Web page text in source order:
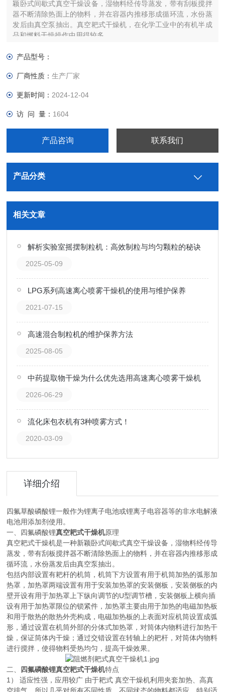
颖卧式间歇式真空干燥设备，湿物料经传导蒸发，带有刮板搅拌
器不断清除热面上的物料，并在容器内推移形成循环流，水份蒸
发后由真空泵抽出。真空耙式干燥机，在化学工业中的有机半成
品和燃料干燥操作中用得较多。
产品型号：
厂商性质：生产厂家
更新时间： 2024-12-04
访 问 量： 1604
产品咨询 联系我们
产品分类
相关文章
解析实验室摇摆制粒机：高效制粒与均匀颗粒的秘诀
2025-05-09
LPG系列高速离心喷雾干燥机的使用与维护保养
2021-07-15
高速混合制粒机的维护保养方法
2025-08-05
中药提取物干燥为什么优先选用高速离心喷雾干燥机
2026-06-29
流化床包衣机有3种喷雾方式！
2020-03-09
详细介绍
四氟草酸磷酸锂一般作为锂离子电池或锂离子电容器等的非水电解液
电池用添加剂使用。
一、四氟磷酸锂真空耙式干燥机原理
真空耙式干燥机是一种新颖卧式间歇式真空干燥设备，湿物料经传导
蒸发，带有刮板搅拌器不断清除热面上的物料，并在容器内推移形成
循环流，水份蒸发后由真空泵抽出。
包括内部设置有耙杆的机筒，机筒下方设置有用于机筒加热的弧形加
热罩，加热罩两端设置有用于安装加热罩的安装侧板，安装侧板的内
壁开设有用于加热罩上下纵向调节的U型调节槽，安装侧板上横向插
设有用于加热罩限位的锁紧件，加热罩主要由用于加热的电磁加热板
和用于散热的散热外壳构成，电磁加热板的上表面对应机筒设置成弧
形，通过设置在机筒外部的分体式加热罩，对筒体内物料进行加热干
燥，保证筒体内干燥；通过交错设置在转轴上的耙杆，对筒体内物料
进行搅拌，使得物料受热均匀，提高干燥效果。
二、 四氟磷酸锂真空耙式干燥机特点
1） 适应性强，应用较广 由于耙式 真空干燥机利用夹套加热、高真